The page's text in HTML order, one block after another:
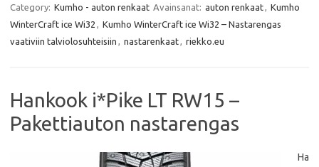
e
b
o
o
t
t
e
r
t
s
A
p
i
l
Category: Kumho - auton renkaat Avainsanat: auton renkaat
Kumho
WinterCraft ice Wi32
Kumho WinterCraft ice Wi32 – Nastarengas
vaativiin talviolosuhteisiin
nastarenkaat riekko.eu
Hankook i*Pike LT RW15 –
Pakettiauton nastarengas
Ha